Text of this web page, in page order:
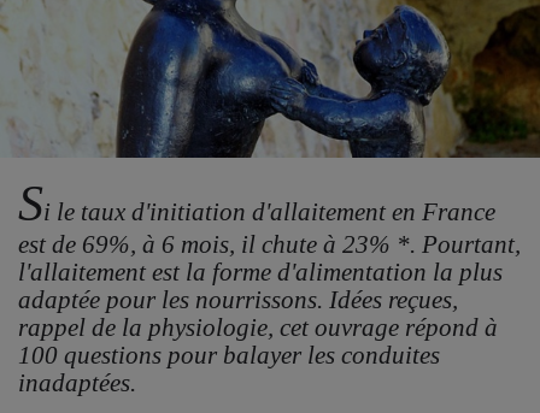
Si le taux d'initiation d'allaitement en France
est de 69%, à 6 mois, il chute à 23% *. Pourtant,
l'allaitement est la forme d'alimentation la plus
adaptée pour les nourrissons. Idées reçues,
rappel de la physiologie, cet ouvrage répond à
100 questions pour balayer les conduites
inadaptées.